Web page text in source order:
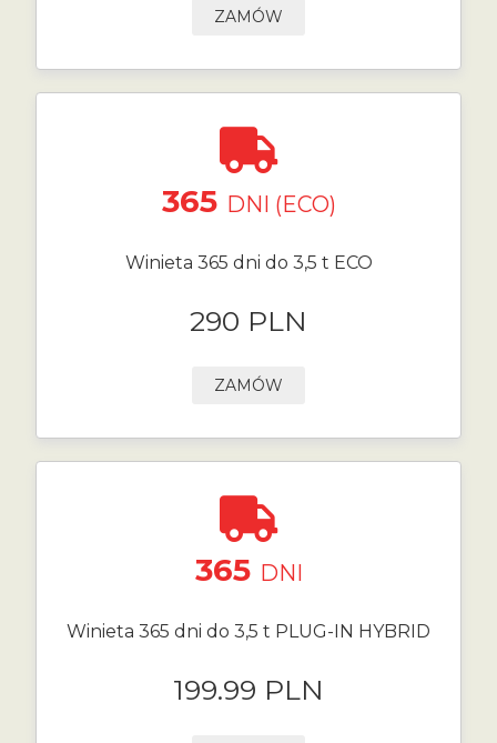
ZAMÓW
365 DNI (ECO)
Winieta 365 dni do 3,5 t ECO
290 PLN
ZAMÓW
365 DNI
Winieta 365 dni do 3,5 t PLUG-IN HYBRID
199.99 PLN